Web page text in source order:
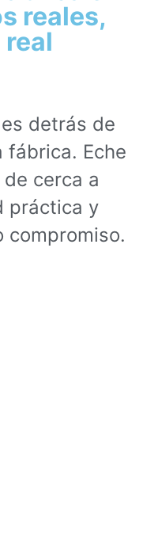
reales,
detrás de
fábrica. Eche
cerca a
práctica y
compromiso.